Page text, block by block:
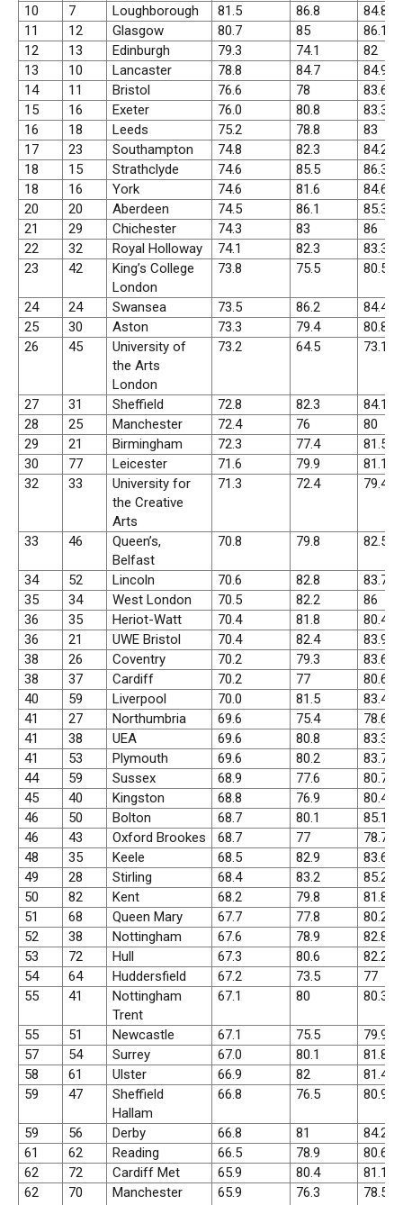
10
7 Loughborough 81.5 86.8
84.8
11
12 Glasgow 80.7 85
86.1
12
13 Edinburgh 79.3 74.1
82
13
10 Lancaster 78.8 84.7
84.9
14
11 Bristol 76.6 78
83.6
15
16 Exeter 76.0 80.8
83.3
16
18 Leeds 75.2 78.8
83
17
23 Southampton 74.8 82.3
84.2
18
15 Strathclyde 74.6 85.5
86.3
18
16 York 74.6 81.6
84.6
20
20 Aberdeen 74.5 86.1
85.3
21
29 Chichester 74.3 83
86
22
32 Royal Holloway 74.1 82.3
83.3
23
42
King’s College
London
73.8 75.5 80.5
24 24 Swansea 73.5 86.2
84.4
25
30 Aston 73.3 79.4
80.8
26
45
University of
the Arts
London
73.2 64.5 73.1
27 31 Sheffield 72.8 82.3
84.1
28
25 Manchester 72.4 76
80
29
21 Birmingham 72.3 77.4
81.5
30
77 Leicester 71.6 79.9
81.1
32
33
University for
the Creative
Arts
71.3 72.4 79.4
33 46
Queen’s,
Belfast
70.8 79.8 82.5
34 52 Lincoln 70.6 82.8
83.7
35
34 West London 70.5 82.2
86
36
35 Heriot-Watt 70.4 81.8
80.4
36
21 UWE Bristol 70.4 82.4
83.9
38
26 Coventry 70.2 79.3
83.6
38
37 Cardiff 70.2 77
80.6
40
59 Liverpool 70.0 81.5
83.4
41
27 Northumbria 69.6 75.4
78.6
41
38 UEA 69.6 80.8
83.3
41
53 Plymouth 69.6 80.2
83.7
44
59 Sussex 68.9 77.6
80.7
45
40 Kingston 68.8 76.9
80.4
46
50 Bolton 68.7 80.1
85.1
46
43 Oxford Brookes 68.7 77
78.7
48
35 Keele 68.5 82.9
83.6
49
28 Stirling 68.4 83.2
85.2
50
82 Kent 68.2 79.8
81.8
51
68 Queen Mary 67.7 77.8
80.2
52
38 Nottingham 67.6 78.9
82.8
53
72 Hull 67.3 80.6
82.2
54
64 Huddersfield 67.2 73.5
77
55
41
Nottingham
Trent
67.1 80 80.3
55 51 Newcastle 67.1 75.5
79.9
57
54 Surrey 67.0 80.1
81.8
58
61 Ulster 66.9 82
81.4
59
47
Sheffield
Hallam
66.8 76.5 80.9
59 56 Derby 66.8 81
84.2
61
62 Reading 66.5 78.9
80.6
62
72 Cardiff Met 65.9 80.4
81.1
62
70
Manchester
65.9 76.3 78.5